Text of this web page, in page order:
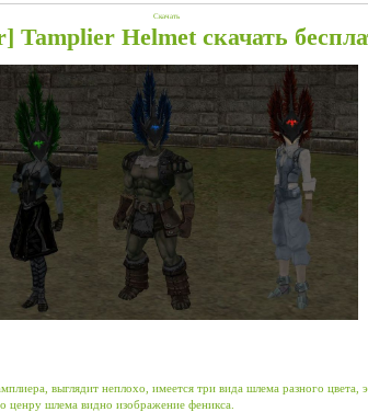
Скачать
Tamplier Helmet скачать
выглядит неплохо, имеется три вида шлема разного цвета,
ценру шлема видно изображение феникса.